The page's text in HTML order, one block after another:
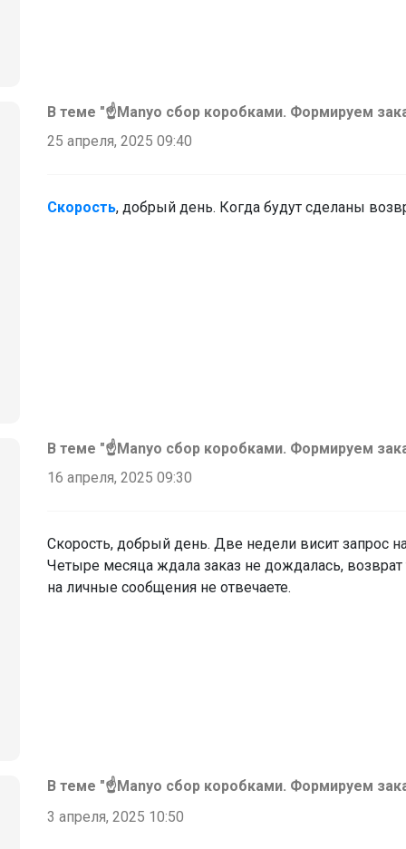
В теме "☝️Manyo сбор коробками. Формируем
25 апреля, 2025 09:40
Скорость, добрый день. Когда будут сделаны
В теме "☝️Manyo сбор коробками. Формируем
16 апреля, 2025 09:30
Скорость, добрый день. Две недели висит запрос
‌Четыре месяца ждала заказ не дождалась,
‌на личные сообщения не отвечаете.
В теме "☝️Manyo сбор коробками. Формируем
3 апреля, 2025 10:50